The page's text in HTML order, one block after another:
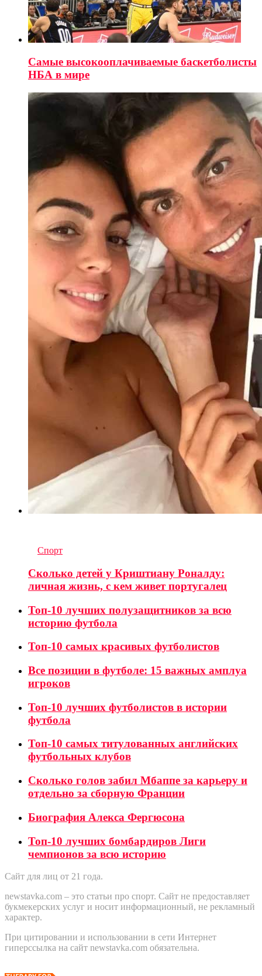
Самые высокооплачиваемые баскетболисты
НБА в мире
Спорт
Сколько детей у Криштиану Роналду:
личная жизнь, с кем живет португалец
Топ-10 лучших полузащитников за всю
историю футбола
Топ-10 самых красивых футболистов
Все позиции в футболе: 15 важных амплуа
игроков
Топ-10 лучших футболистов в истории
футбола
Топ-10 самых титулованных английских
футбольных клубов
Сколько голов забил Мбаппе за карьеру и
отдельно за сборную Франции
Биография Алекса Фергюсона
Топ-10 лучших бомбардиров Лиги
чемпионов за всю историю
Сайт для лиц от 21 года.
newstavka.com – это статьи про спорт. Сайт не предоставляет
букмекерских услуг и носит информационный, не рекламный
характер.
При цитировании и использовании в сети Интернет
гиперссылка на сайт newstavka.com обязательна.